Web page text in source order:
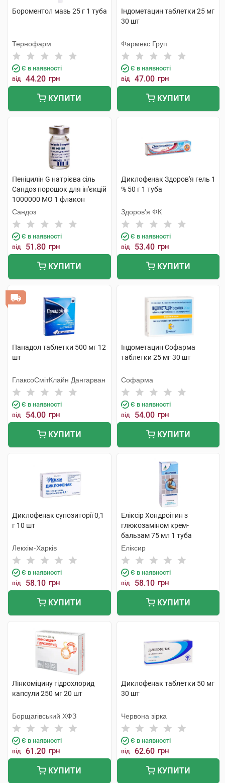
Бороментол мазь 25 г 1 туба
Тернофарм
Є в наявності
від 44.20 грн
КУПИТИ
Індометацин таблетки 25 мг
30 шт
Фармекс Груп
Є в наявності
від 47.00 грн
КУПИТИ
Пеніцилін G натрієва сіль
Сандоз порошок для ін'єкцій
1000000 МО 1 флакон
Сандоз
Є в наявності
від 51.80 грн
КУПИТИ
Диклофенак Здоров'я гель 1
% 50 г 1 туба
Здоров'я ФК
Є в наявності
від 53.40 грн
КУПИТИ
Панадол таблетки 500 мг 12
шт
ГлаксоСмітКлайн Дангарван
Є в наявності
від 54.00 грн
КУПИТИ
Індометацин Софарма
таблетки 25 мг 30 шт
Софарма
Є в наявності
від 54.00 грн
КУПИТИ
Диклофенак супозиторії 0,1
г 10 шт
Лекхім-Харків
Є в наявності
від 58.10 грн
КУПИТИ
Еліксір Хондроітин з
глюкозаміном крем-
бальзам 75 мл 1 туба
Еліксир
Є в наявності
від 58.10 грн
КУПИТИ
Лінкоміцину гідрохлорид
капсули 250 мг 20 шт
Борщагівський ХФЗ
Є в наявності
від 61.20 грн
КУПИТИ
Диклофенак таблетки 50 мг
30 шт
Червона зірка
Є в наявності
від 62.60 грн
КУПИТИ